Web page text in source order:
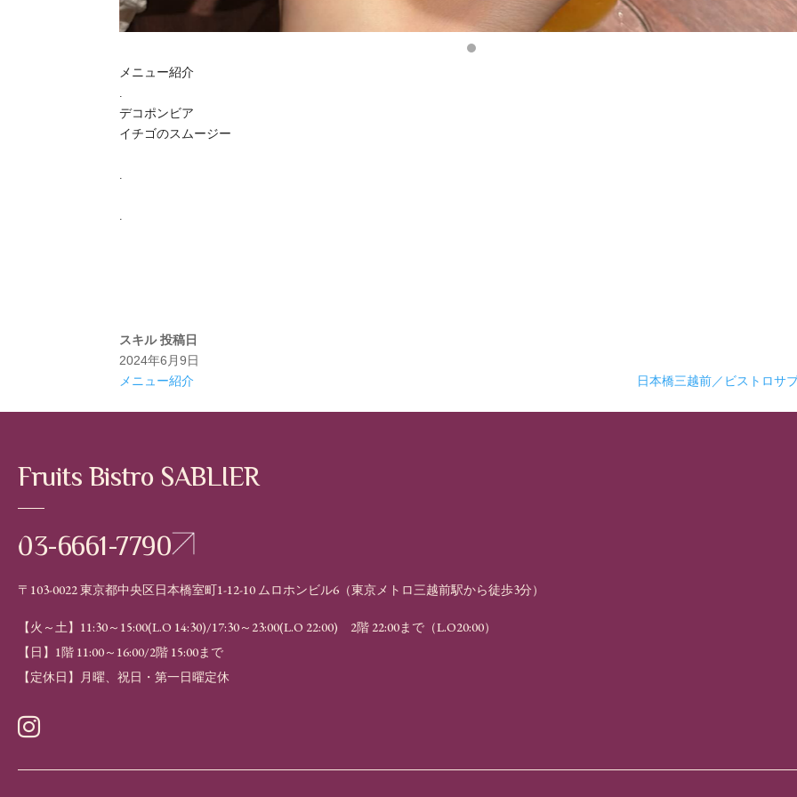
メニュー紹介
デコポンビア
イチゴのスムージー
スキル 投稿日
2024年6月9日
メニュー紹介
日本橋三越前／ビストロサ
Fruits Bistro SABLIER
03-6661-7790
〒103-0022東京都中央区日本橋室町1-12-10 ムロホンビル6（東京メトロ三越前駅から徒歩3分）
【火～土】11:30～15:00(L.O 14:30)/17:30～23:00(L.O 22:00) 2階 22:00まで（L.O20:00）
【日】1階 11:00～16:00/2階 15:00まで
【定休日】
月曜、祝日・第一日曜定休
